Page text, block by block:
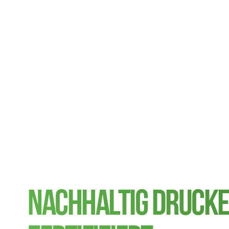
NACHHALTIG